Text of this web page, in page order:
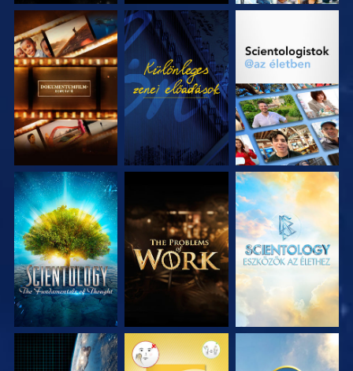
A SOROZAT
RÉSZEI
MŰSORNÉZÉS
A SOROZAT
A SOROZAT
RÉSZEI
A SOROZAT
RÉSZEI
A SOROZAT
RÉSZEI